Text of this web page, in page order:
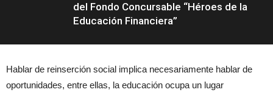
Educación
del Fondo Concursable “Héroes de la
Educación Financiera”
Hablar de reinserción social implica necesariamente hablar de
oportunidades, entre ellas, la educación ocupa un lugar